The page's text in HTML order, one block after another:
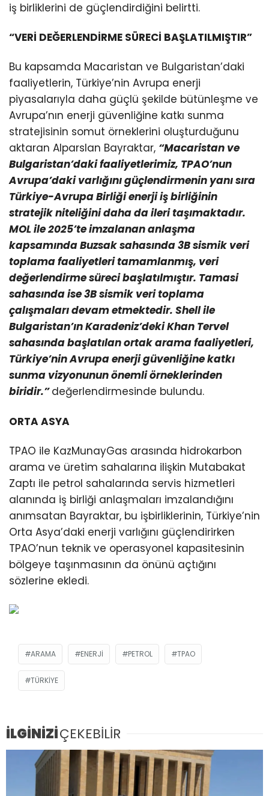
iş birliklerini de güçlendirdiğini belirtti.
“VERİ DEĞERLENDİRME SÜRECİ BAŞLATILMIŞTIR”
Bu kapsamda Macaristan ve Bulgaristan’daki
faaliyetlerin, Türkiye’nin Avrupa enerji
piyasalarıyla daha güçlü şekilde bütünleşme ve
Avrupa’nın enerji güvenliğine katkı sunma
stratejisinin somut örneklerini oluşturduğunu
aktaran Alparslan Bayraktar, “Macaristan ve
Bulgaristan’daki faaliyetlerimiz, TPAO’nun
Avrupa’daki varlığını güçlendirmenin yanı sıra
Türkiye-Avrupa Birliği enerji iş birliğinin
stratejik niteliğini daha da ileri taşımaktadır.
MOL ile 2025’te imzalanan anlaşma
kapsamında Buzsak sahasında 3B sismik veri
toplama faaliyetleri tamamlanmış, veri
değerlendirme süreci başlatılmıştır. Tamasi
sahasında ise 3B sismik veri toplama
çalışmaları devam etmektedir. Shell ile
Bulgaristan’ın Karadeniz’deki Khan Tervel
sahasında başlatılan ortak arama faaliyetleri,
Türkiye’nin Avrupa enerji güvenliğine katkı
sunma vizyonunun önemli örneklerinden
biridir.”değerlendirmesinde bulundu.
ORTA ASYA
TPAO ile KazMunayGas arasında hidrokarbon
arama ve üretim sahalarına ilişkin Mutabakat
Zaptı ile petrol sahalarında servis hizmetleri
alanında iş birliği anlaşmaları imzalandığını
anımsatan Bayraktar, bu işbirliklerinin, Türkiye’nin
Orta Asya’daki enerji varlığını güçlendirirken
TPAO’nun teknik ve operasyonel kapasitesinin
bölgeye taşınmasının da önünü açtığını
sözlerine ekledi.
ARAMA ENERJI PETROL TPAO
TÜRKIYE
İLGİNİZİÇEKEBİLİR